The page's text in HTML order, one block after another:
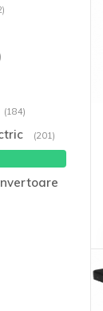
(184)
(201)